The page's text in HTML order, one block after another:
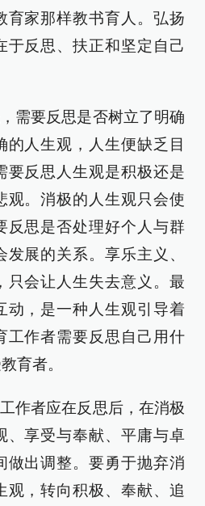
育家那样教书育人。弘扬
于反思、扶正和坚定自己
需要反思是否树立了明确
的人生观，人生便缺乏目
要反思人生观是积极还是
观。消极的人生观只会使
反思是否处理好个人与群
展的关系。享乐主义、
只会让人生失去意义。最
动，是一种人生观引导着
工作者需要反思自己用什
育者。
作者应在反思后，在消极
、享受与奉献、平庸与卓
做出调整。要勇于抛弃消
观，转向积极、奉献、追